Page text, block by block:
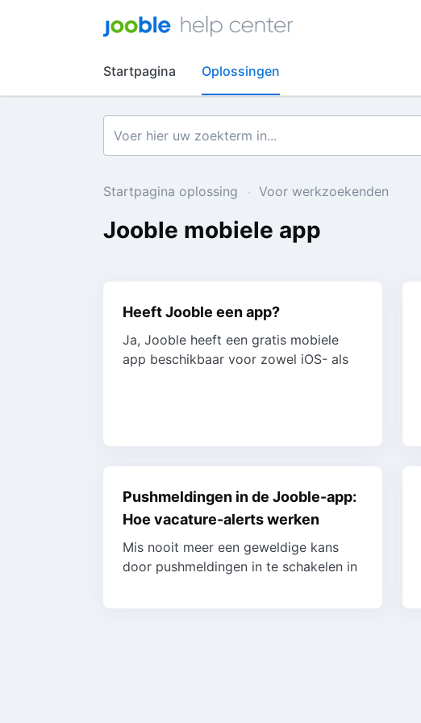
Startpagina Oplossingen
Startpagina oplossing Voor werkzoekenden
Jooble mobiele app
Heeft Jooble een app?
Ja, Jooble heeft een gratis mobiele
app beschikbaar voor zowel iOS- als
Pushmeldingen in de Jooble-app:
Hoe vacature-alerts werken
Mis nooit meer een geweldige kans
door pushmeldingen in te schakelen in
dagelijkse alerts kunt beheren: Hoe